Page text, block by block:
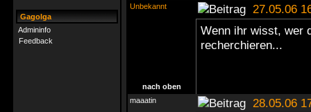
Gagolga
Admininfo
Feedback
Unbekannt
27.05.06
Wenn ihr wisst, wer
recherchieren...
nach oben
maaatin
28.05.06